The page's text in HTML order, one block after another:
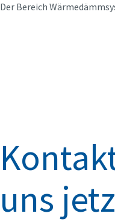
Der Bereich
uns